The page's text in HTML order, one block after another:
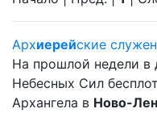
Архиерейские
На прошлой недели в
Небесных Сил
Архангела в Ново-